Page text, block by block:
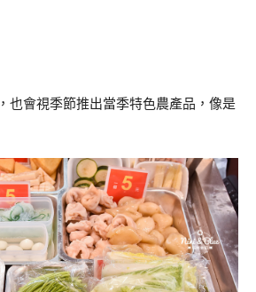
也會視季節推出當季特色農產品，像是